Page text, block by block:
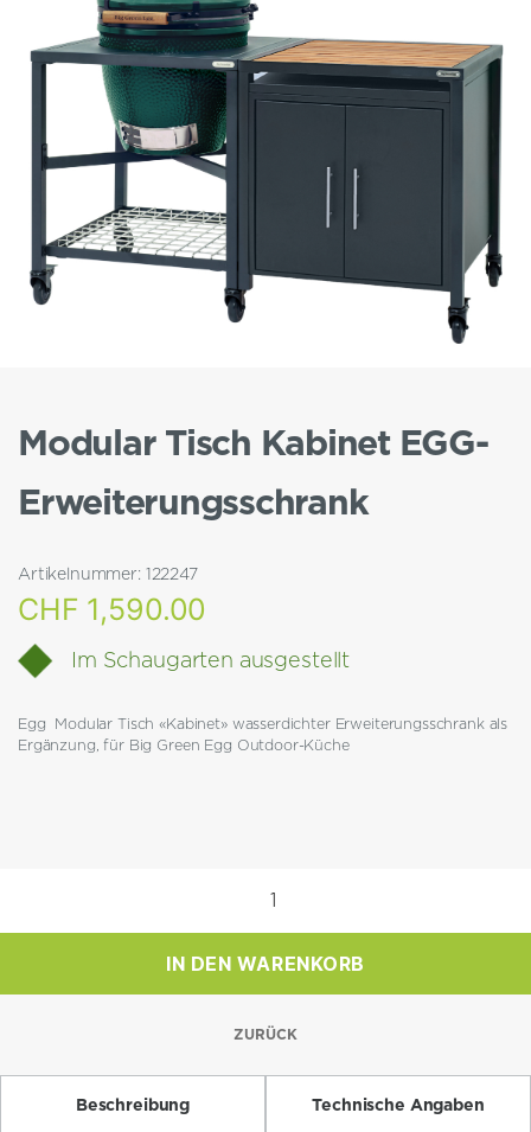
Modular Tisch Kabinet EGG-
Erweiterungsschrank
Artikelnummer: 122247
CHF 1,590.00
Im Schaugarten ausgestellt
Egg Modular Tisch «Kabinet» wasserdichter Erweiterungsschrank als
Ergänzung, für Big Green Egg Outdoor-Küche
Kabinet
Erweiterungsschrank
IN DEN WARENKORB
ZURÜCK
Beschreibung Technische Angaben